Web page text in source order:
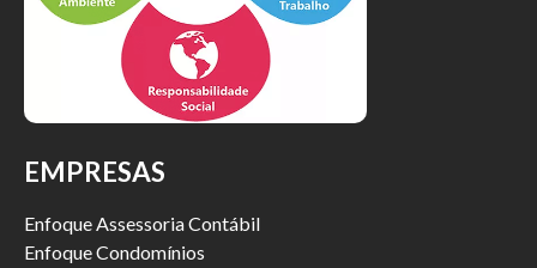
EMPRESAS
Enfoque Assessoria Contábil
Enfoque Condomínios